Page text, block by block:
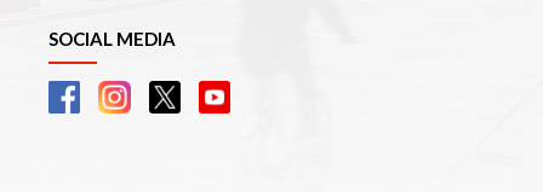
SOCIAL MEDIA